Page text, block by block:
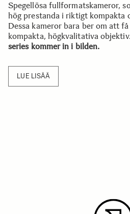
Spegellösa fullformatskameror,
hög prestanda i riktigt kompakta
Dessa kameror bara ber om att
kompakta, högkvalitativa objektiv.
series kommer in i bilden.
LUE LISÄÄ